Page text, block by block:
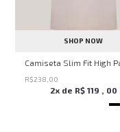
SHOP NOW
R$238 00
2x de R$ 119 , 00